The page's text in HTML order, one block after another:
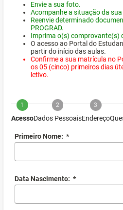
Envie a sua foto.
Acompanhe a situação da
Reenvie determinado
PROGRAD.
Imprima o(s) comprovante(s)
O acesso ao Portal do
partir do início das aulas.
Confirme a sua matrícula no
os 05 (cinco) primeiros dias
letivo.
1
Acesso
2
Dados Pessoais
3
Endereço
Primeiro Nome: *
Data Nascimento: *